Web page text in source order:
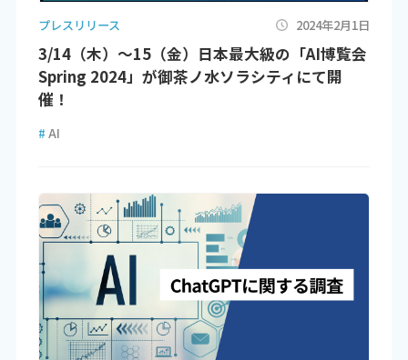
プレスリリース 2024年2月1日
3/14（木）～15（金）日本最大級の「AI博覧会
Spring 2024」が御茶ノ水ソラシティにて開
催！
# AI